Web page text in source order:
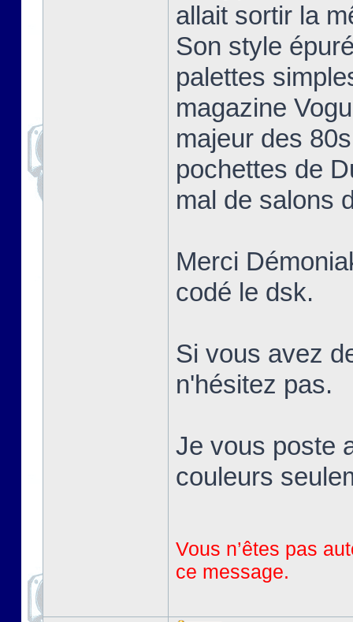
allait sortir la
Son style
palettes
magazine
majeur des
pochettes de
mal de salons
Merci
codé le dsk.
Si vous avez
n'hésitez pas.
Je vous poste
couleurs
Vous n’êtes pas
ce message.